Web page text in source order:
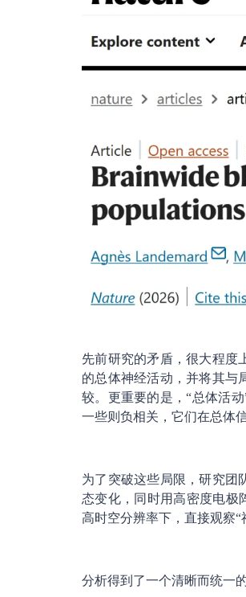
先前研究的矛盾，很大程度
的总体神经活动，并将其与
较。更重要的是，“总体活
一些则负相关，它们在总体
为了突破这些局限，研究团
态变化，同时用高密度电极
高时空分辨率下，直接观察“
分析得到了一个清晰而统一